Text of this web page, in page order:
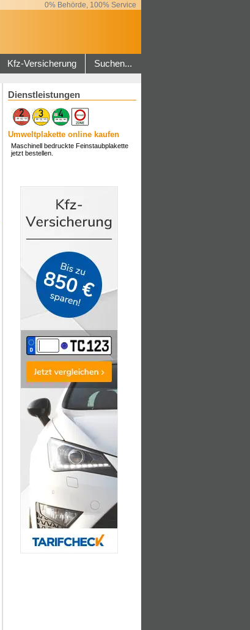
0% Behörde, 100% Service
Kfz-Versicherung Suchen...
Dienstleistungen
Umweltplakette online kaufen
Maschinell bedruckte Feinstaubplakette
jetzt bestellen.